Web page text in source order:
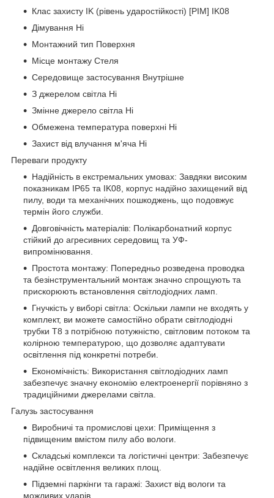
Клас захисту IK (рівень ударостійкості) [PIM] IK08
Дімування Ні
Монтажний тип Поверхня
Місце монтажу Стеля
Середовище застосування Внутрішне
З джерелом світла Ні
Змінне джерело світла Ні
Обмежена температура поверхні Ні
Захист від влучання м'яча Ні
Переваги продукту
Надійність в екстремальних умовах: Завдяки високим
показникам IP65 та IK08, корпус надійно захищений від
пилу, води та механічних пошкоджень, що подовжує
термін його служби.
Довговічність матеріалів: Полікарбонатний корпус
стійкий до агресивних середовищ та УФ-
випромінювання.
Простота монтажу: Попередньо розведена проводка
та безінструментальний монтаж значно спрощують та
прискорюють встановлення світлодіодних ламп.
Гнучкість у виборі світла: Оскільки лампи не входять у
комплект, ви можете самостійно обрати світлодіодні
трубки T8 з потрібною потужністю, світловим потоком та
колірною температурою, що дозволяє адаптувати
освітлення під конкретні потреби.
Економічність: Використання світлодіодних ламп
забезпечує значну економію електроенергії порівняно з
традиційними джерелами світла.
Галузь застосування
Виробничі та промислові цехи: Приміщення з
підвищеним вмістом пилу або вологи.
Складські комплекси та логістичні центри: Забезпечує
надійне освітлення великих площ.
Підземні паркінги та гаражі: Захист від вологи та
можливих ударів.